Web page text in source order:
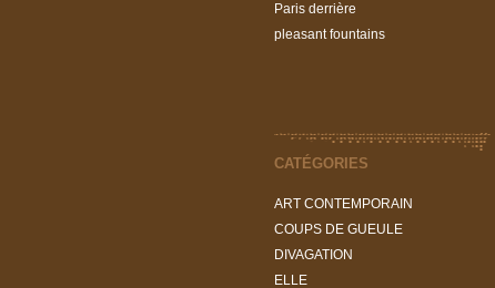
Paris derrière
pleasant fountains
CATÉGORIES
ART CONTEMPORAIN
COUPS DE GUEULE
DIVAGATION
ELLE